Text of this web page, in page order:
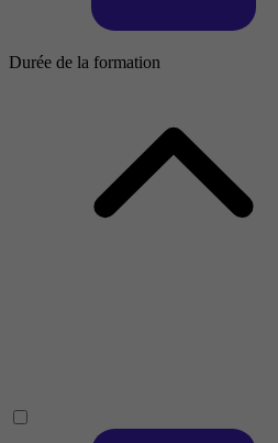
Durée de la formation